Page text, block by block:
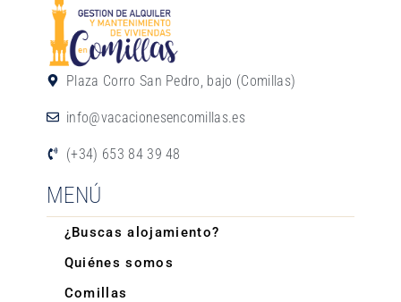
Plaza Corro San Pedro, bajo (Comillas)
info@vacacionesencomillas.es
(+34) 653 84 39 48
MENÚ
¿Buscas alojamiento?
Quiénes somos
Comillas